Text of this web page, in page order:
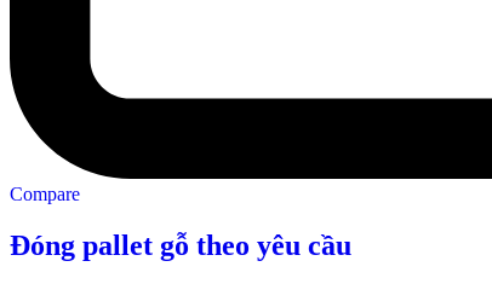
Compare
Đóng pallet gỗ theo yêu cầu